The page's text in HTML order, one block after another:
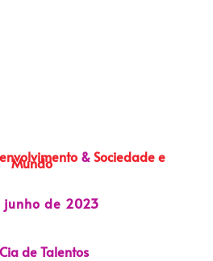
&Sociedade e
Mundo
junho de 2023
de Talentos